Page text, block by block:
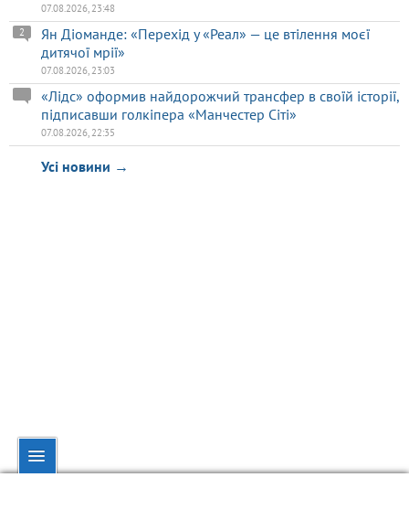
07.08.2026, 23:48
Ян Діоманде: «Перехід у «Реал» — це втілення моєї
дитячої мрії»
2
07.08.2026, 23:03
«Лідс» оформив найдорожчий трансфер в своїй історії,
підписавши голкіпера «Манчестер Сіті»
07.08.2026, 22:35
Усі новини →